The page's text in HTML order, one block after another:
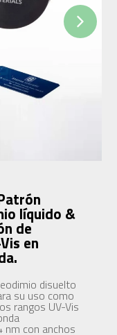
Next
líquido &
de
en
disuelto
su uso como
rangos UV-Vis
nm con anchos